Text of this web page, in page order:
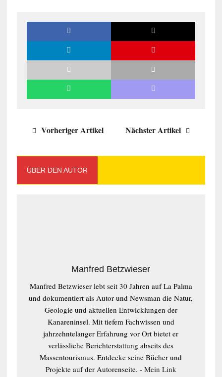
Vorheriger Artikel Nächster Artikel
ÜBER DEN AUTOR
Manfred Betzwieser
Manfred Betzwieser lebt seit 30 Jahren auf La Palma
und dokumentiert als Autor und Newsman die Natur,
Geologie und aktuellen Entwicklungen der
Kanareninsel. Mit tiefem Fachwissen und
jahrzehntelanger Erfahrung vor Ort bietet er
verlässliche Berichterstattung abseits des
Massentourismus. Entdecke seine Bücher und
Projekte auf der Autorenseite. - Mein Link